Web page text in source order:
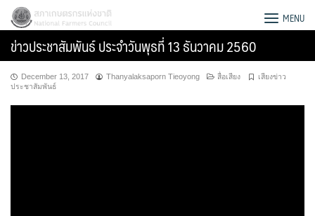
Skip
content
สภาเกษตรกรแห่งชาติ MENU
ข่าวประชาสัมพันธ์ ประจำวันพุธที่ 13 ธันวาคม 2560
December 13, 2017 Thanyalaksaporn Tieoyong สื่อเสียง
เสียงข่าว
ประชาสัมพันธ์